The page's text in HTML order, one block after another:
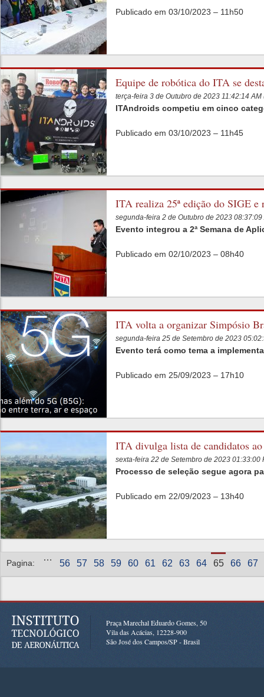
Publicado em 03/10/2023 – 11h50
Equipe de robótica do ITA se
terça-feira 3 de Outubro de 2023 11:42:14
ITAndroids competiu em cinco
Publicado em 03/10/2023 – 11h45
ITA realiza 25ª edição do SIGE
segunda-feira 2 de Outubro de 2023
Evento integrou a 2ª Semana de
Publicado em 02/10/2023 – 08h40
ITA volta a organizar Simpósio
segunda-feira 25 de Setembro de 2023
Evento terá como tema a
Publicado em 25/09/2023 – 17h10
ITA divulga lista de candidatos
sexta-feira 22 de Setembro de 2023 01:33:00
Processo de seleção segue agora
Publicado em 22/09/2023 – 13h40
Pagina:
Páginas …
56 57 58 59 60 61 62 63 64 65 66 67
Praça Marechal Eduardo Gomes, 50
Vila das Acácias, 12228-900
São José dos Campos/SP - Brasil